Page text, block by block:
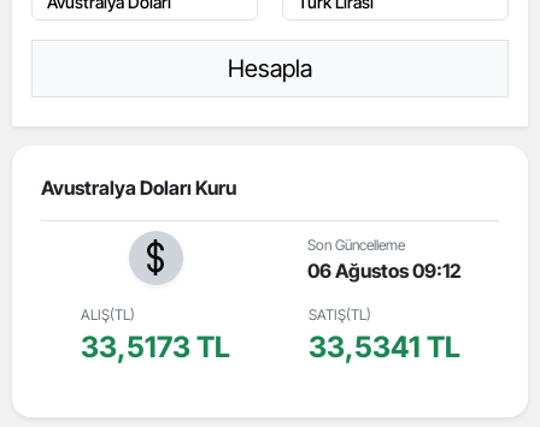
Hesapla
Avustralya Doları Kuru
Son Güncelleme
06 Ağustos 09:12
ALIŞ(TL)
33,5173 TL
SATIŞ(TL)
33,5341 TL